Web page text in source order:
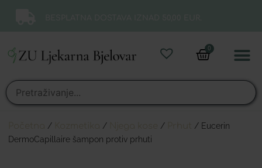
0
/ / /
/ Eucerin
DermoCapillaire šampon protiv prhuti